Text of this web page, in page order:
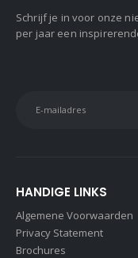
Schrijf je in voor onze
per jaar een
HANDIGE LINKS
Algemene Voorwaarden
Privacy Statement
Brochures